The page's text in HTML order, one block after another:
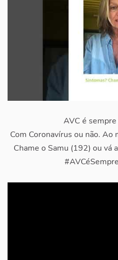
AVC é
Com Coronavírus ou não. Ao
Chame o Samu (192) ou vá